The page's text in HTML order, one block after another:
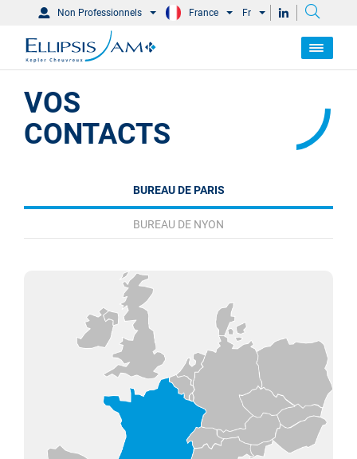
Non Professionnels France Fr
VOS
CONTACTS
BUREAU DE PARIS
BUREAU DE NYON